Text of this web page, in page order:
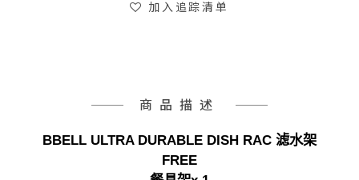
加入追踪清单
商品描述
BBELL ULTRA DURABLE DISH RAC 滤水架
FREE